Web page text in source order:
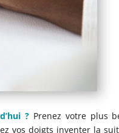
? Prenez votre plus
vos doigts inventer la